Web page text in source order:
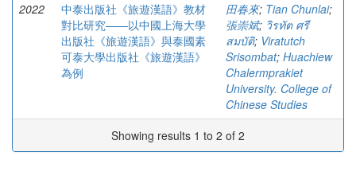
2022
中泰出版社《旅遊漢語》教材
對比研究——以中國上海大學
出版社《旅遊漢語》與泰國素
可泰大學出版社《旅遊漢語》
為例
田春來; Tian Chunlai;
張崇斌; วิรทัต ศรี
สมบัติ; Viratutch
Srisombat; Huachiew
Chalermprakiet
University. College of
Chinese Studies
Showing results 1 to 2 of 2